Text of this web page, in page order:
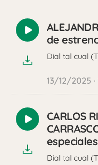
Reproducir
audiode
Dial tal cual
13/12/2025 ·
Reproducir
audio
CARLOS
Dial tal cual